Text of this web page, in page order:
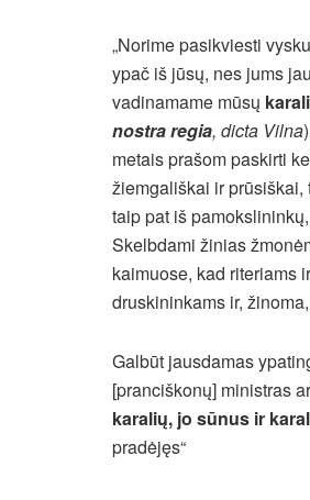
„Norime pasikviesti
ypač iš jūsų, nes jums
vadinamame mūsų
nostra regia, dicta Vilna
metais prašom paskirti
žiemgališkai ir
taip pat iš
Skelbdami žinias
kaimuose, kad riteriams
druskininkams ir,
Galbūt jausdamas
[pranciškonų] ministras
karalių, jo sūnus ir
pradėjęs“